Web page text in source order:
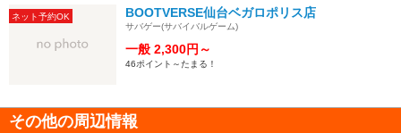
ネット予約OK BOOTVERSE仙台ベガロポリス店
サバゲー(サバイバルゲーム)
一般 2,300円～
46ポイント～たまる！
その他の周辺情報